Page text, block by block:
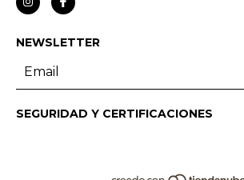
NEWSLETTER
SEGURIDAD Y CERTIFICACIONES